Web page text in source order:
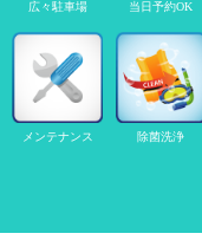
広々駐車場 当日予約OK
メンテナンス 除菌洗浄